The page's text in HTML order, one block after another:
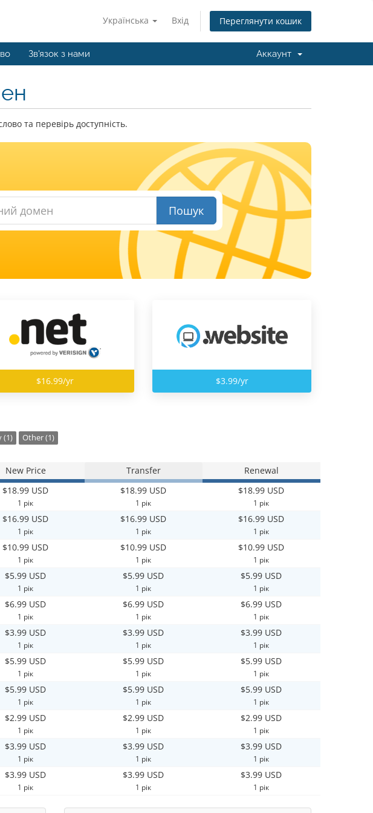
Українська Вхід Переглянути кошик
Зв'язок з нами Аккаунт
та перевірь доступність.
Пошук
$16.99/yr $3.99/yr
(1) Other (1)
New Price Transfer Renewal
$18.99 USD
1 рік
$18.99 USD
1 рік
$18.99 USD
1 рік
$16.99 USD
1 рік
$16.99 USD
1 рік
$16.99 USD
1 рік
$10.99 USD
1 рік
$10.99 USD
1 рік
$10.99 USD
1 рік
$5.99 USD
1 рік
$5.99 USD
1 рік
$5.99 USD
1 рік
$6.99 USD
1 рік
$6.99 USD
1 рік
$6.99 USD
1 рік
$3.99 USD
1 рік
$3.99 USD
1 рік
$3.99 USD
1 рік
$5.99 USD
1 рік
$5.99 USD
1 рік
$5.99 USD
1 рік
$5.99 USD
1 рік
$5.99 USD
1 рік
$5.99 USD
1 рік
$2.99 USD
1 рік
$2.99 USD
1 рік
$2.99 USD
1 рік
$3.99 USD
1 рік
$3.99 USD
1 рік
$3.99 USD
1 рік
$3.99 USD
1 рік
$3.99 USD
1 рік
$3.99 USD
1 рік